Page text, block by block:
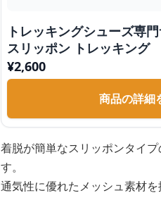
トレッキングシューズ専
スリッポン トレッキング
¥2,600
商品の詳細
着脱が簡単なスリッポンタイ
す。
通気性に優れたメッシュ素材